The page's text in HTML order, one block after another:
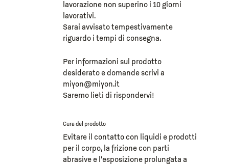
lavorazione non superino i 10 giorni
lavorativi.
Sarai avvisato tempestivamente
riguardo i tempi di consegna.
Per informazioni sul prodotto
desiderato e domande scrivi a
miyon@miyon.it
Saremo lieti di rispondervi!
Cura del prodotto
Evitare il contatto con liquidi e prodotti
per il corpo, la frizione con parti
abrasive e l’esposizione prolungata a